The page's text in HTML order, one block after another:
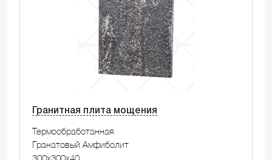
Гранитная плита мощения
Термообработанная
Гранатовый Амфиболит
300x300x40